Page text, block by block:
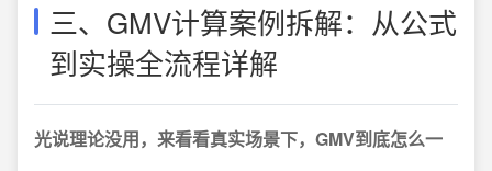
三、GMV计算案例拆解：从公式
到实操全流程详解
光说理论没用，来看看真实场景下，GMV到底怎么一